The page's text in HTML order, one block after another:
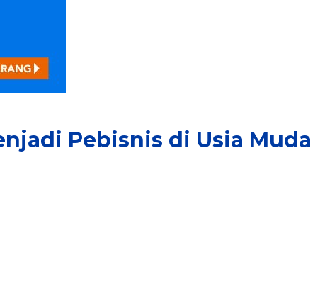
Pebisnis di Usia Muda